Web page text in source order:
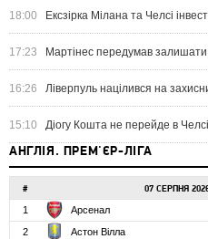
18:00 Ексзірка Мілана та Челсі
17:23 Мартінес передумав
16:26 Ліверпуль націлився на
15:10 Діогу Кошта не перейде в Челсі
АНГЛІЯ. ПРЕМ'ЄР-ЛІГА
# 07 СЕРПНЯ
1 Арсенал
2
Астон Вілла